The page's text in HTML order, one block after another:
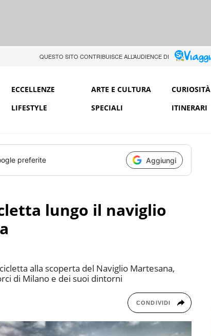
QUESTO SITO CONTRIBUISCE ALL’AUDIENCE DI
ECCELLENZE ARTE E CULTURA CURIOSITÀ
LIFESTYLE
SPECIALI ITINERARI
preferite Aggiungi
lungo il naviglio
alla scoperta del Naviglio Martesana,
di Milano e dei suoi dintorni
CONDIVIDI